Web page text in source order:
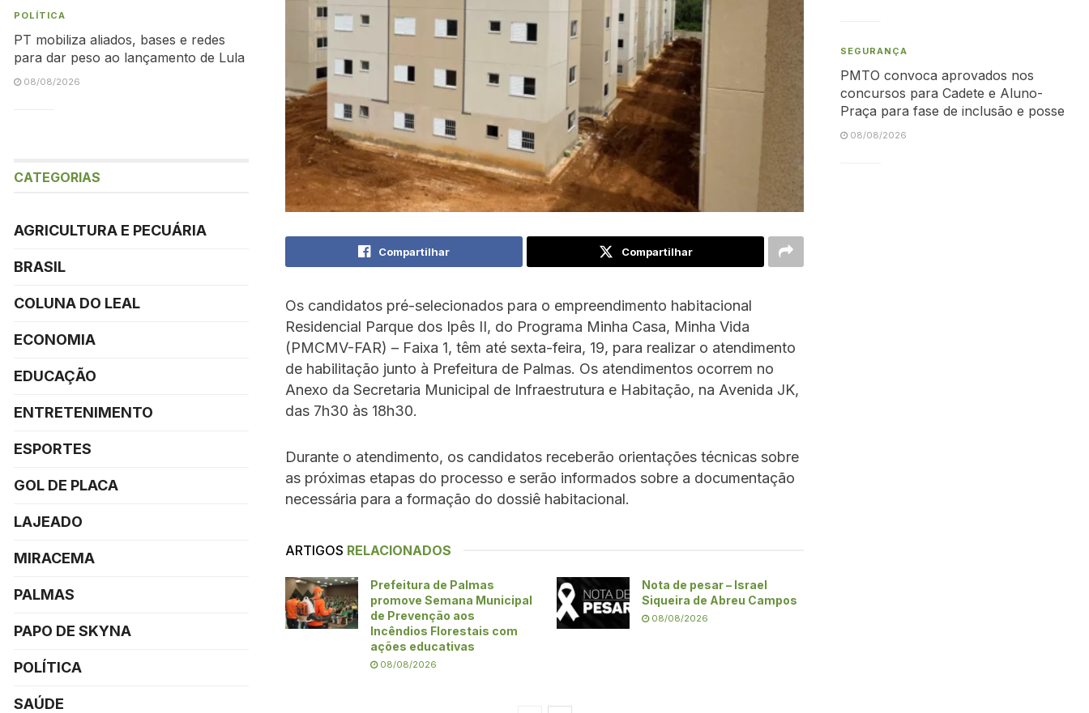
Compartilhar Compartilhar
Os candidatos pré-selecionados para o empreendimento habitacional
Residencial Parque dos Ipês II, do Programa Minha Casa, Minha Vida
(PMCMV-FAR) – Faixa 1, têm até sexta-feira, 19, para realizar o atendimento
de habilitação junto à Prefeitura de Palmas. Os atendimentos ocorrem no
Anexo da Secretaria Municipal de Infraestrutura e Habitação, na Avenida JK,
das 7h30 às 18h30.
Durante o atendimento, os candidatos receberão orientações técnicas sobre
as próximas etapas do processo e serão informados sobre a documentação
necessária para a formação do dossiê habitacional.
ARTIGOS RELACIONADOS
Prefeitura de Palmas
promove Semana Municipal
de Prevenção aos
Incêndios Florestais com
ações educativas
08/08/2026
Nota de pesar – Israel
Siqueira de Abreu Campos
08/08/2026
POLÍTICA
PT mobiliza aliados, bases e redes
para dar peso ao lançamento de Lula
08/08/2026
CATEGORIAS
AGRICULTURA E PECUÁRIA
BRASIL
COLUNA DO LEAL
ECONOMIA
EDUCAÇÃO
ENTRETENIMENTO
ESPORTES
GOL DE PLACA
LAJEADO
MIRACEMA
PALMAS
PAPO DE SKYNA
POLÍTICA
SAÚDE
SEGURANÇA
PMTO convoca aprovados nos
concursos para Cadete e Aluno-
Praça para fase de inclusão e posse
08/08/2026